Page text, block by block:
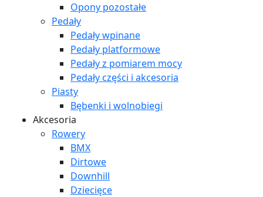
Opony pozostałe
Pedały
Pedały wpinane
Pedały platformowe
Pedały z pomiarem mocy
Pedały części i akcesoria
Piasty
Bębenki i wolnobiegi
Akcesoria
Rowery
BMX
Dirtowe
Downhill
Dziecięce